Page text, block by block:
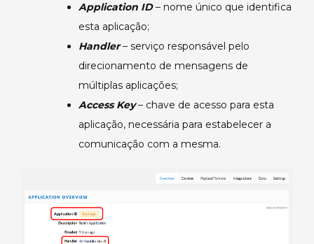
Application ID– nome único que identifica
esta aplicação;
Handler– serviço responsável pelo
direcionamento de mensagens de
múltiplas aplicações;
Access Key– chave de acesso para esta
aplicação, necessária para estabelecer a
comunicação com a mesma.